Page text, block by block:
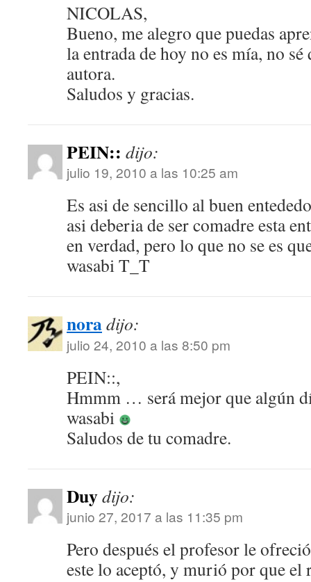
NICOLAS,
Bueno, me alegro que puedas
la entrada de hoy no es mía, no
autora.
Saludos y gracias.
PEIN:: dijo:
julio 19, 2010 a las 10:25 am
Es asi de sencillo al buen
asi deberia de ser comadre esta
en verdad, pero lo que no se es
wasabi T_T
noradijo:
julio 24, 2010 a las 8:50 pm
PEIN::,
Hmmm … será mejor que algún
wasabi
Saludos de tu comadre.
Duydijo:
junio 27, 2017 a las 11:35 pm
Pero después el profesor le
este lo aceptó, y murió por que el